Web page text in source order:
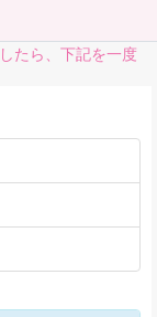
たら、下記を一度